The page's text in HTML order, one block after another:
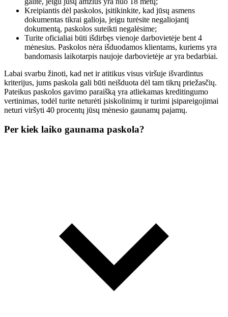
Kreipiantis dėl paskolos, įsitikinkite, kad jūsų asmens
dokumentas tikrai galioja, jeigu turėsite negaliojantį
dokumentą, paskolos suteikti negalėsime;
Turite oficialiai būti išdirbęs vienoje darbovietėje bent 4
mėnesius. Paskolos nėra išduodamos klientams, kuriems yra
bandomasis laikotarpis naujoje darbovietėje ar yra bedarbiai.
Labai svarbu žinoti, kad net ir atitikus visus viršuje išvardintus
kriterijus, jums paskola gali būti neišduota dėl tam tikrų priežasčių.
Pateikus paskolos gavimo paraišką yra atliekamas kreditingumo
vertinimas, todėl turite neturėti įsiskolinimų ir turimi įsipareigojimai
neturi viršyti 40 procentų jūsų mėnesio gaunamų pajamų.
Per kiek laiko gaunama paskola?